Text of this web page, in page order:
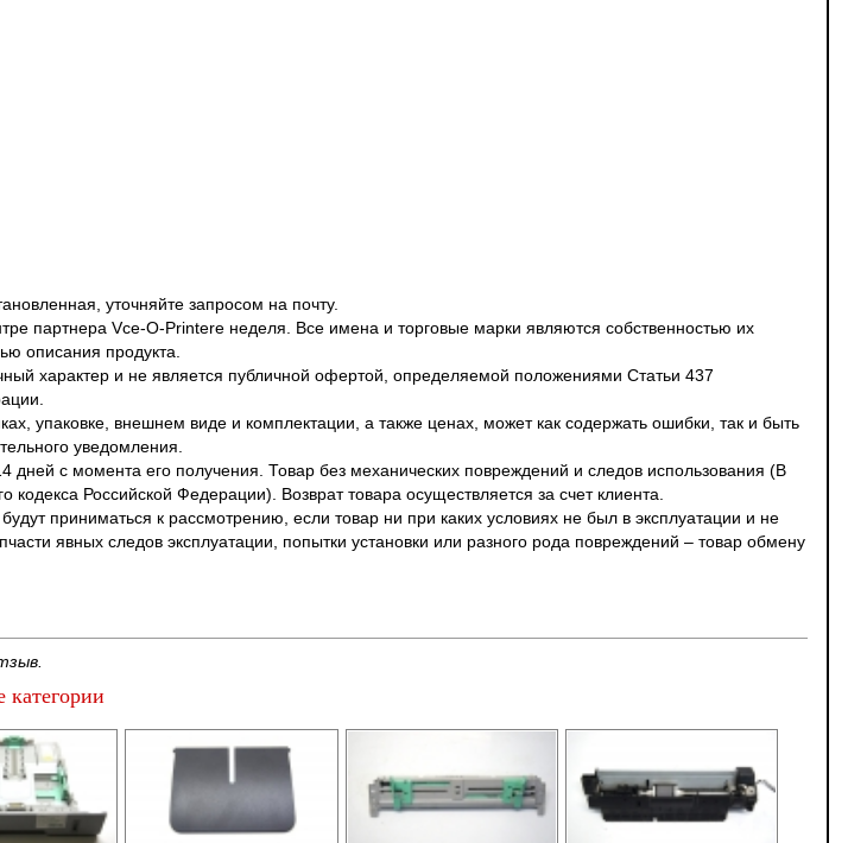
уточняйте запросом на почту.
партнера Vce-O-Printere неделя. Все имена и торговые марки являются собственностью их
описания продукта.
характер и не является публичной офертой, определяемой положениями Статьи 437
упаковке, внешнем виде и комплектации, а также ценах, может как содержать ошибки, так и быть
уведомления.
дней с момента его получения. Товар без механических повреждений и следов использования (В
кодекса Российской Федерации). Возврат товара осуществляется за счет клиента.
приниматься к рассмотрению, если товар ни при каких условиях не был в эксплуатации и не
явных следов эксплуатации, попытки установки или разного рода повреждений – товар обмену